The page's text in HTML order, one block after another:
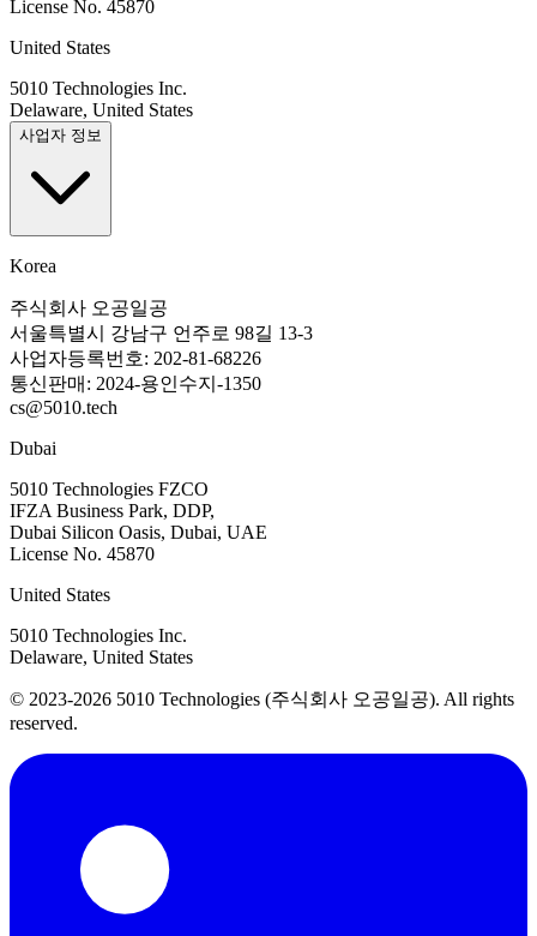
License No. 45870
United States
5010 Technologies Inc.
Delaware, United States
사업자 정보
Korea
주식회사 오공일공
서울특별시 강남구 언주로 98길 13-3
사업자등록번호: 202-81-68226
통신판매: 2024-용인수지-1350
cs@5010.tech
Dubai
5010 Technologies FZCO
IFZA Business Park, DDP,
Dubai Silicon Oasis, Dubai, UAE
License No. 45870
United States
5010 Technologies Inc.
Delaware, United States
© 2023-2026 5010 Technologies (주식회사 오공일공). All rights
reserved.